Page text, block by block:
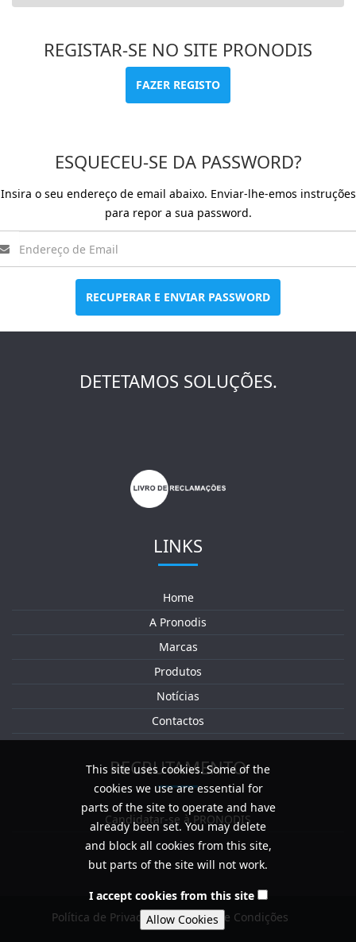
REGISTAR-SE NO SITE PRONODIS
FAZER REGISTO
ESQUECEU-SE DA PASSWORD?
Insira o seu endereço de email abaixo. Enviar-lhe-emos instruções
para repor a sua password.
RECUPERAR E ENVIAR PASSWORD
DETETAMOS SOLUÇÕES.
LINKS
Home
A Pronodis
Marcas
Produtos
Notícias
Contactos
RECRUTAMENTO
Candidatar-se à PRONODIS
Política de Privacidade / Termos e Condições
This site uses cookies. Some of the
cookies we use are essential for
parts of the site to operate and have
already been set. You may delete
and block all cookies from this site,
but parts of the site will not work.
I accept cookies from this site